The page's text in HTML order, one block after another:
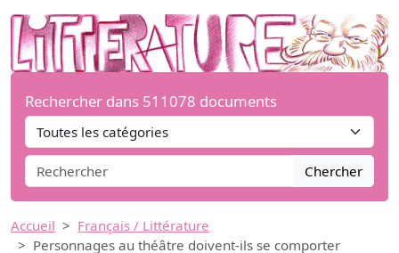
Rechercher dans 511078 documents
Chercher
Accueil
Français / Littérature
Personnages au théâtre doivent-ils se comporter